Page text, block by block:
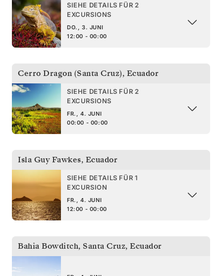
SIEHE DETAILS FÜR 2
EXCURSIONS
DO., 3. JUNI
12:00 - 00:00
Cerro Dragon (Santa Cruz), Ecuador
SIEHE DETAILS FÜR 2
EXCURSIONS
FR., 4. JUNI
00:00 - 00:00
Isla Guy Fawkes, Ecuador
SIEHE DETAILS FÜR 1
EXCURSION
FR., 4. JUNI
12:00 - 00:00
Bahia Bowditch, Santa Cruz, Ecuador